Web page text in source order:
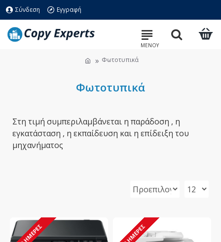
Σύνδεση Εγγραφή
Φωτοτυπικά
Φωτοτυπικά
Στη τιμή συμπεριλαμβάνεται η παράδοση , η
εγκατάσταση , η εκπαίδευση και η επίδειξη του
μηχανήματος